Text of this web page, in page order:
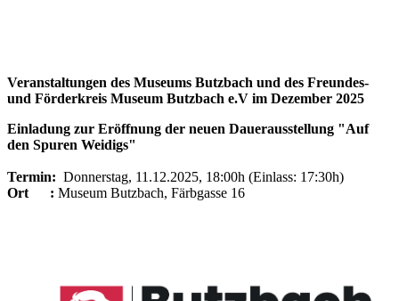
Veranstaltungen des Museums Butzbach und des Freundes-
und Förderkreis Museum Butzbach e.V im Dezember 2025
Einladung zur Eröffnung der neuen Dauerausstellung "Auf
den Spuren Weidigs"
Termin: Donnerstag, 11.12.2025, 18:00h (Einlass: 17:30h)
Ort : Museum Butzbach, Färbgasse 16